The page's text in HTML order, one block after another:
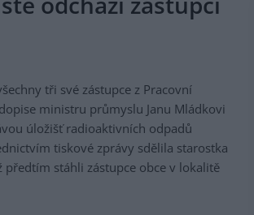
tři své zástupce z Pracovní
ministru průmyslu Janu Mládkovi
úložišť radioaktivních odpadů
tiskové zprávy sdělila starostka
předtím stáhli zástupce obce v lokalitě